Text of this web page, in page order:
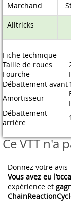
Marchand
Alltricks
Fiche technique
Taille de roues
Fourche
Débattement avant
Amortisseur
Débattement
arrière
Ce VTT n'a
Donnez votre avis
Vous avez eu
expérience et